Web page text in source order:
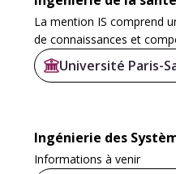
La mention IS comprend
de connaissances et
scientifiques
méthodologique : UE
Université Paris-
Ingénierie des
Informations à venir